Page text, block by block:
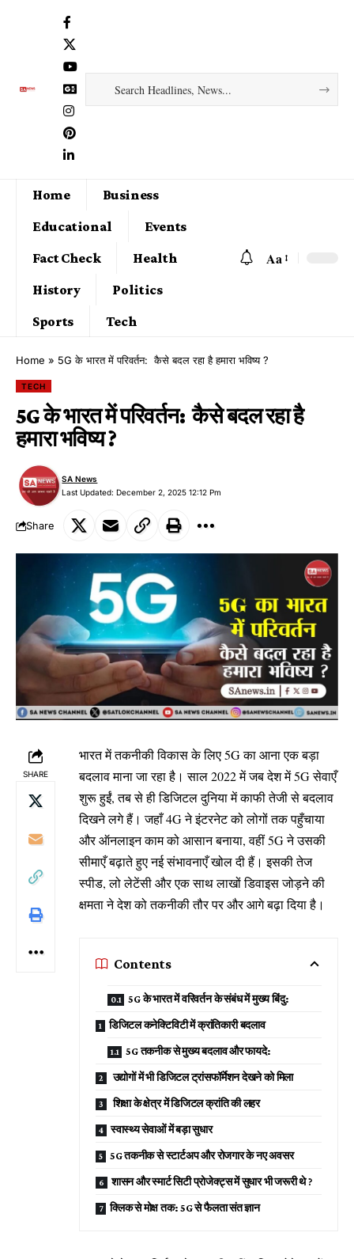
Home
Business
Educational
Events
Fact Check
Health
History
Politics
Sports
Tech
Aa
Home » 5G के भारत में परिवर्तन: कैसे बदल रहा है हमारा भविष्य ?
TECH
5G के भारत में परिवर्तन: कैसे बदल रहा है
हमारा भविष्य ?
Last Updated: December 2, 2025 12:12 Pm
SA News
Share
SHARE
भारत में तकनीकी विकास के लिए 5G का आना एक बड़ा
बदलाव माना जा रहा है। साल 2022 में जब देश में 5G सेवाएँ
शुरू हुईं, तब से ही डिजिटल दुनिया में काफी तेजी से बदलाव
दिखने लगे हैं। जहाँ 4G ने इंटरनेट को लोगों तक पहुँचाया
और ऑनलाइन काम को आसान बनाया, वहीं 5G ने उसकी
सीमाएँ बढ़ाते हुए नई संभावनाएँ खोल दी हैं। इसकी तेज
स्पीड, लो लेटेंसी और एक साथ लाखों डिवाइस जोड़ने की
क्षमता ने देश को तकनीकी तौर पर और आगे बढ़ा दिया है।
Contents
5G के भारत में वरिवर्तन के संबंध में मुख्य बिंदु:
डिजिटल कनेक्टिविटी में क्रांतिकारी बदलाव
5G तकनीक से मुख्य बदलाव और फायदे:
उद्योगों में भी डिजिटल ट्रांसफॉर्मेशन देखने को मिला
शिक्षा के क्षेत्र में डिजिटल क्रांति की लहर
स्वास्थ्य सेवाओं में बड़ा सुधार
5G तकनीक से स्टार्टअप और रोजगार के नए अवसर
शासन और स्मार्ट सिटी प्रोजेक्ट्स में सुधार भी जरूरी थे ?
क्लिक से मोक्ष तक: 5G से फैलता संत ज्ञान